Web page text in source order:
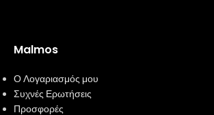
Malmos
Ο Λογαριασμός μου
Συχνές Ερωτήσεις
Προσφορές